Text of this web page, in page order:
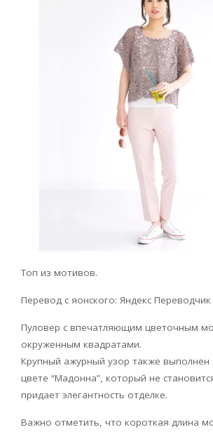
Топ из мотивов.
Перевод с яонского: Яндекс Переводчик
Пуловер с впечатляющим цветочным
окруженным квадратами.
Крупный ажурный узор также выполнен
цвете “Мадонна”, который не
придает элегантность отделке.
Важно отметить, что короткая длина